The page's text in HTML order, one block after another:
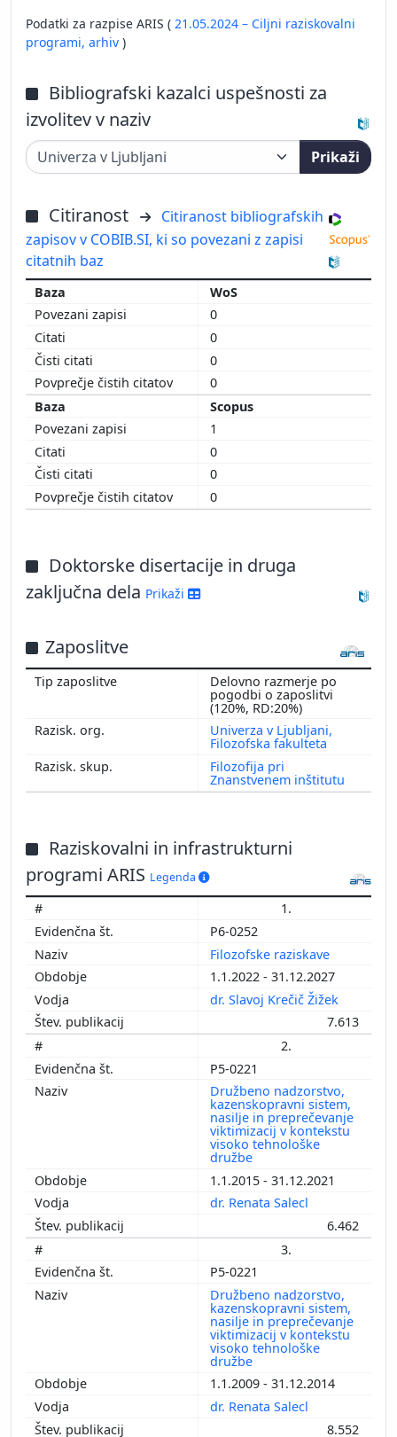
Podatki za razpise ARIS ( 21.05.2024 – Ciljni raziskovalni
programi, arhiv )
Bibliografski kazalci uspešnosti za
izvolitev v naziv
Prikaži
Citiranost
Citiranost bibliografskih
zapisov v COBIB.SI, ki so povezani z zapisi
citatnih baz
WoS
0
0
0
0
Scopus
1
0
0
0
Doktorske disertacije in druga
zaključna dela Prikaži
Zaposlitve
Delovno razmerje po
pogodbi o zaposlitvi
(120%, RD:20%)
Univerza v Ljubljani,
Filozofska fakulteta
Filozofija pri
Znanstvenem inštitutu
Raziskovalni in infrastrukturni
programi ARIS Legenda
1.
P6-0252
Filozofske raziskave
1.1.2022 - 31.12.2027
dr. Slavoj Krečič Žižek
7.613
2.
P5-0221
Družbeno nadzorstvo,
kazenskopravni sistem,
nasilje in preprečevanje
viktimizacij v kontekstu
visoko tehnološke
družbe
1.1.2015 - 31.12.2021
dr. Renata Salecl
6.462
3.
P5-0221
Družbeno nadzorstvo,
kazenskopravni sistem,
nasilje in preprečevanje
viktimizacij v kontekstu
visoko tehnološke
družbe
1.1.2009 - 31.12.2014
dr. Renata Salecl
8.552